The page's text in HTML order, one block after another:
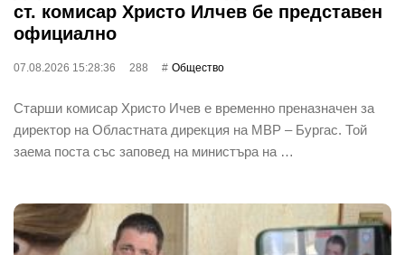
ст. комисар Христо Илчев бе представен
официално
07.08.2026 15:28:36 288 Общество
Старши комисар Христо Ичев е временно преназначен за
директор на Областната дирекция на МВР – Бургас. Той
заема поста със заповед на министъра на …